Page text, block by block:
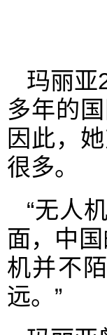
玛丽亚
多年的
因此，
很多。
“无人
面，中
机并不
远。”